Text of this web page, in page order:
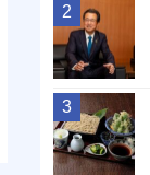
2
3